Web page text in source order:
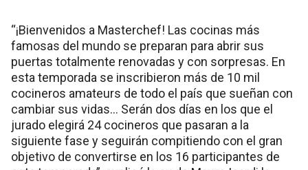
“¡Bienvenidos a Masterchef! Las cocinas más
famosas del mundo se preparan para abrir sus
puertas totalmente renovadas y con sorpresas. En
esta temporada se inscribieron más de 10 mil
cocineros amateurs de todo el país que sueñan con
cambiar sus vidas… Serán dos días en los que el
jurado elegirá 24 cocineros que pasaran a la
siguiente fase y seguirán compitiendo con el gran
objetivo de convertirse en los 16 participantes de